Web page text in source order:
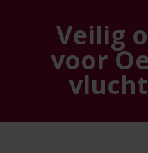
Veilig
voor